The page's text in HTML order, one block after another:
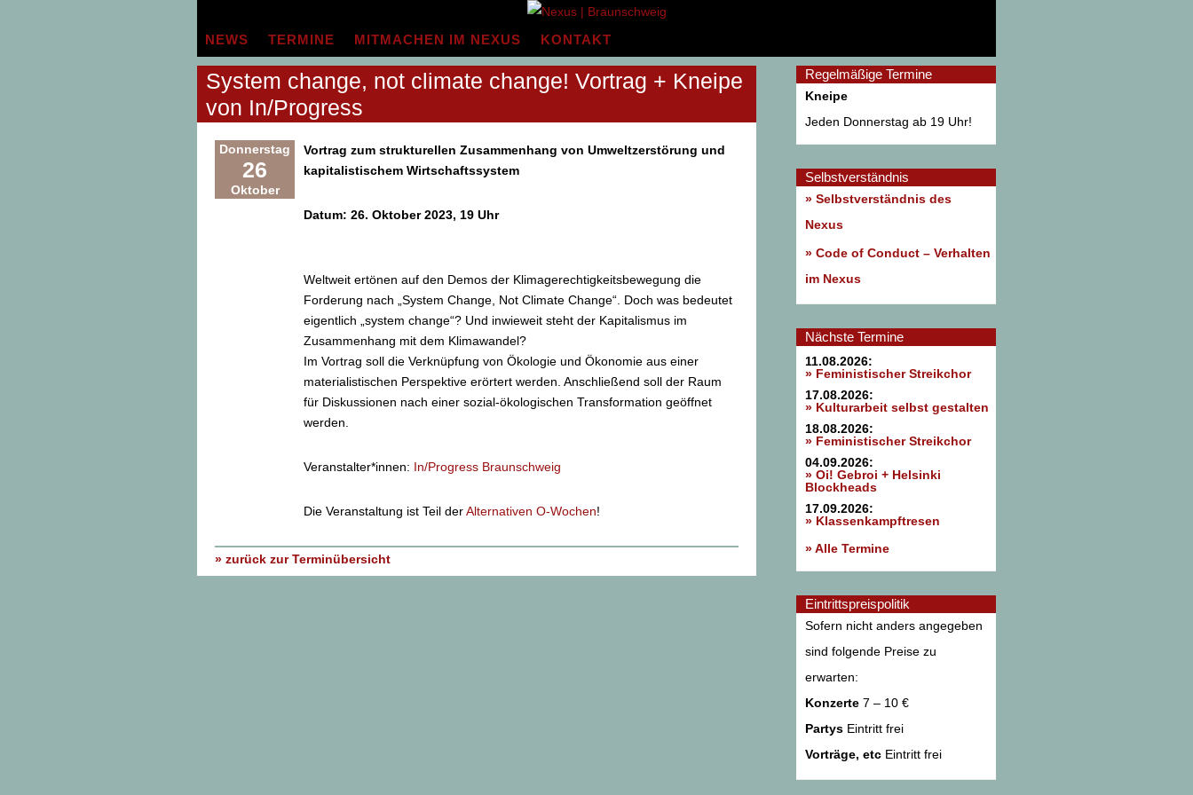
Inhalt
springen
NEWS TERMINE MITMACHEN IM NEXUS KONTAKT
System change, not climate change! Vortrag + Kneipe
von In/Progress
Donnerstag
26
Oktober
Vortrag zum strukturellen Zusammenhang von Umweltzerstörung und
kapitalistischem Wirtschaftssystem
Datum: 26. Oktober 2023, 19 Uhr
Weltweit ertönen auf den Demos der Klimagerechtigkeitsbewegung die
Forderung nach „System Change, Not Climate Change“. Doch was bedeutet
eigentlich „system change“? Und inwieweit steht der Kapitalismus im
Zusammenhang mit dem Klimawandel?
Im Vortrag soll die Verknüpfung von Ökologie und Ökonomie aus einer
materialistischen Perspektive erörtert werden. Anschließend soll der Raum
für Diskussionen nach einer sozial-ökologischen Transformation geöffnet
werden.
Veranstalter*innen: In/Progress Braunschweig
Die Veranstaltung ist Teil derAlternativen O-Wochen!
» zurück zur Terminübersicht
Regelmäßige Termine
Kneipe
Jeden Donnerstag ab 19 Uhr!
Selbstverständnis
» Selbstverständnis des
Nexus
» Code of Conduct – Verhalten
im Nexus
Nächste Termine
11.08.2026:
» Feministischer Streikchor
17.08.2026:
» Kulturarbeit selbst gestalten
18.08.2026:
» Feministischer Streikchor
04.09.2026:
» Oi! Gebroi + Helsinki
Blockheads
17.09.2026:
» Klassenkampftresen
» Alle Termine
Eintrittspreispolitik
Sofern nicht anders angegeben
sind folgende Preise zu
erwarten:
Konzerte 7 – 10 €
Partys Eintritt frei
Vorträge, etc Eintritt frei